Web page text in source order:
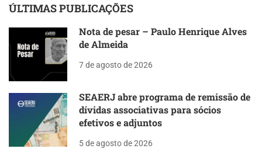
ÚLTIMAS PUBLICAÇÕES
Nota de pesar – Paulo Henrique Alves
de Almeida
7 de agosto de 2026
SEAERJ abre programa de remissão de
dívidas associativas para sócios
efetivos e adjuntos
5 de agosto de 2026